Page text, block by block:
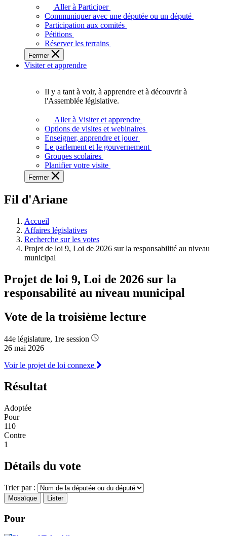
plein
potentiel,
l'Assemblée
a
besoin
de
Aller à Participer
Communiquer avec une députée ou un député
Participation aux comités
Pétitions
Réserver les terrains
Fermer
Visiter et apprendre
voir,
apprendre
et
à
à
législative.
Il y a tant à voir, à apprendre et à découvrir à
l'Assemblée législative.
Aller à Visiter et apprendre
Options de visites et webinaires
Enseigner, apprendre et jouer
Le parlement et le gouvernement
Groupes scolaires
Planifier votre visite
Fermer
Fil d'Ariane
Accueil
Affaires législatives
Recherche sur les votes
Projet de loi 9, Loi de 2026 sur la responsabilité au niveau
municipal
Projet de loi 9, Loi de 2026 sur la
responsabilité au niveau municipal
Vote de la troisième lecture
44e législature, 1re session
26 mai 2026
Voir le projet de loi connexe
Résultat
Adoptée
Pour
110
Contre
1
Détails du vote
Trier par :
Mosaïque Lister
Pour